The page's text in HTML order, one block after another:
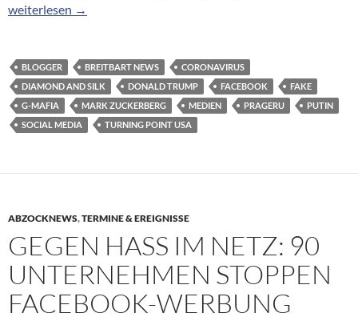
Facebook soll konservative Medien und Persönlichkeiten
weiterlesen →
BLOGGER BREITBART NEWS
CORONAVIRUS
DIAMOND AND SILK
DONALD TRUMP FACEBOOK
FAKE
G-MAFIA
MARK ZUCKERBERG MEDIEN PRAGERU
PUTIN
SOCIAL MEDIA
TURNING POINT USA
ABZOCKNEWS,TERMINE & EREIGNISSE
GEGEN HASS IM NETZ: 90
UNTERNEHMEN STOPPEN
FACEBOOK-WERBUNG